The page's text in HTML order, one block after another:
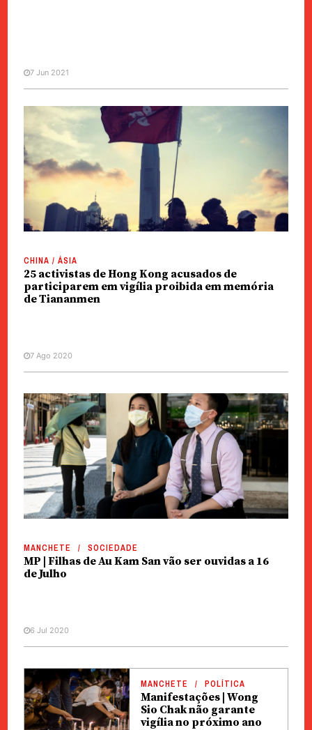
MANCHETE POLÍTICA
MNE apoia Polícia e TUI na
proibição da vigília para lembrar
Tiananmen
7 Jun 2021
CHINA / ÁSIA
25 activistas de Hong Kong acusados de
participarem em vigília proibida em memória
de Tiananmen
7 Ago 2020
MANCHETE SOCIEDADE
MP | Filhas de Au Kam San vão ser ouvidas a 16
de Julho
6 Jul 2020
MANCHETE POLÍTICA
Manifestações | Wong
Sio Chak não garante
vigília no próximo ano